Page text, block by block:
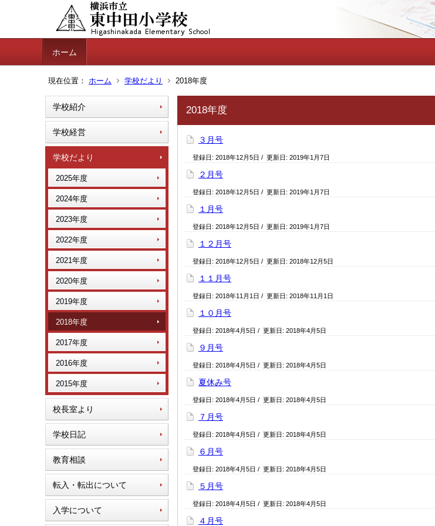
ホーム
現在位置： ホーム 学校だより 2018年度
学校紹介
学校経営
学校だより
2025年度
2024年度
2023年度
2022年度
2021年度
2020年度
2019年度
2018年度
2017年度
2016年度
2015年度
校長室より
学校日記
教育相談
転入・転出について
入学について
2018年度
３月号
登録日: 2018年12月5日 / 更新日: 2019年1月7日
２月号
登録日: 2018年12月5日 / 更新日: 2019年1月7日
１月号
登録日: 2018年12月5日 / 更新日: 2019年1月7日
１２月号
登録日: 2018年12月5日 / 更新日: 2018年12月5日
１１月号
登録日: 2018年11月1日 / 更新日: 2018年11月1日
１０月号
登録日: 2018年4月5日 / 更新日: 2018年4月5日
９月号
登録日: 2018年4月5日 / 更新日: 2018年4月5日
夏休み号
登録日: 2018年4月5日 / 更新日: 2018年4月5日
７月号
登録日: 2018年4月5日 / 更新日: 2018年4月5日
６月号
登録日: 2018年4月5日 / 更新日: 2018年4月5日
５月号
登録日: 2018年4月5日 / 更新日: 2018年4月5日
４月号